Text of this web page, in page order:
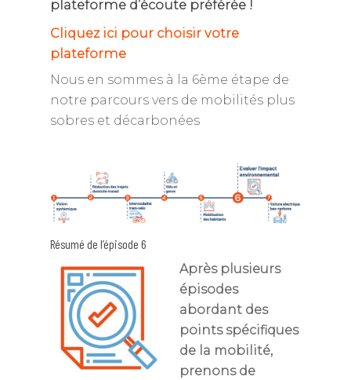
plateforme d’écoute préférée !
Cliquez ici pour choisir votre
plateforme
Nous en sommes à la 6ème étape de
notre parcours vers de mobilités plus
sobres et décarbonées
Résumé de l’épisode 6
Après plusieurs
épisodes
abordant des
points spécifiques
de la mobilité,
prenons de